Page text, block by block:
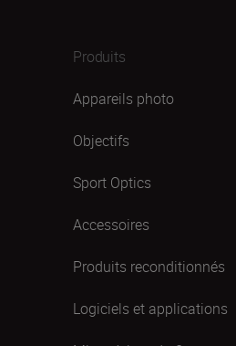
Produits
Appareils photo
Objectifs
Sport Optics
Accessoires
Produits reconditionnés
Logiciels et applications